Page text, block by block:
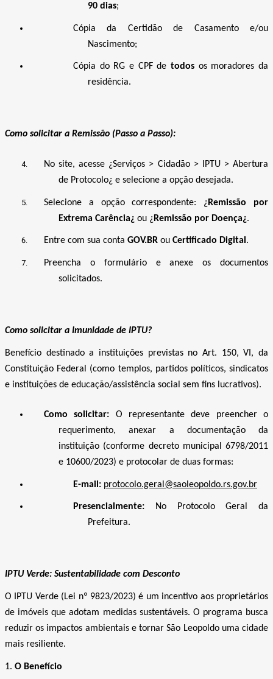
90 dias;
Cópia da Certidão de Casamento e/ou
Nascimento;
Cópia do RG e CPF detodos os moradores da
residência.
Como solicitar a Remissão (Passo a Passo):
No site, acesse ¿Serviços > Cidadão > IPTU > Abertura
de Protocolo¿ e selecione a opção desejada.
Selecione a opção correspondente: ¿ Remissão por
Extrema Carência¿ ou ¿ Remissão por Doença¿.
Entre com sua conta GOV.BR ou Certificado Digital .
Preencha o formulário e anexe os documentos
solicitados.
Como solicitar a Imunidade de IPTU?
Benefício destinado a instituições previstas no Art. 150, VI, da
Constituição Federal (como templos, partidos políticos, sindicatos
e instituições de educação/assistência social sem fins lucrativos).
Como solicitar: O representante deve preencher o
requerimento, anexar a documentação da
instituição (conforme decreto municipal 6798/2011
e 10600/2023) e protocolar de duas formas:
E-mail: protocolo.geral@saoleopoldo.rs.gov.br
Presencialmente: No Protocolo Geral da
Prefeitura.
IPTU Verde: Sustentabilidade com Desconto
O IPTU Verde (Lei nº 9823/2023)é um incentivo aos proprietários
de imóveis que adotam medidas sustentáveis. O programa busca
reduzir os impactos ambientais e tornar São Leopoldo uma cidade
mais resiliente.
1. O Benefício